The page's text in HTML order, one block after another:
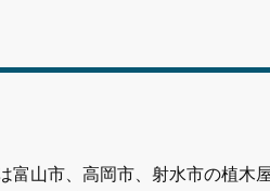
富山市、高岡市、射水市の植木